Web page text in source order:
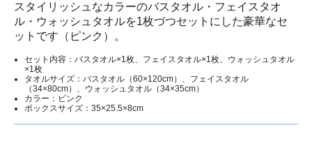
スタイリッシュなカラーのバスタオル・フェイスタオ
ル・ウォッシュタオルを1枚づつセットにした豪華なセ
ットです（ピンク）。
セット内容：バスタオル×1枚、フェイスタオル×1枚、ウォッシュタオル
×1枚
タオルサイズ：バスタオル（60×120cm）、フェイスタオル
（34×80cm）、ウォッシュタオル（34×35cm）
カラー：ピンク
ボックスサイズ：35×25.5×8cm